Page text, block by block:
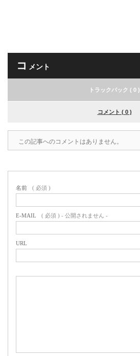
コ メント
トラックバック ( 0 )
コメント ( 0 )
この記事へのコメントはありません。
名前 ( 必須 )
E-MAIL ( 必須 ) - 公開されません -
URL